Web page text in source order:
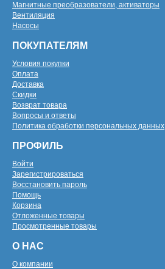
Магнитные преобразователи, активаторы
Вентиляция
Насосы
ПОКУПАТЕЛЯМ
Условия покупки
Оплата
Доставка
Скидки
Возврат товара
Вопросы и ответы
Политика обработки персональных данных
ПРОФИЛЬ
Войти
Зарегистрироваться
Восстановить пароль
Помощь
Корзина
Отложенные товары
Просмотренные товары
О НАС
О компании